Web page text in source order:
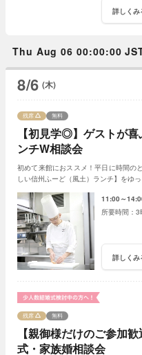
詳しくみ
Thu Aug 06 00:00:00
8/6 (木)
【初見学◎】ゲストが
ンチW相談会
残席 無料
初めて来館におススメ！平日に時間
しい信州ふーど（風土）ランチ】をゆ
11:00～
3
詳しくみ
【親御様だけのご参加
式・家族婚相談会
残席 無料